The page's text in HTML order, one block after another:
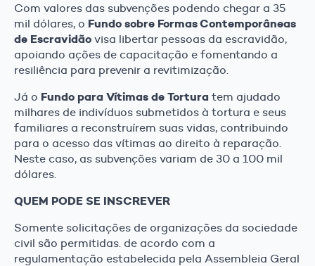
Com valores das subvenções podendo chegar a 35
mil dólares, o Fundo sobre Formas Contemporâneas
de Escravidão visa libertar pessoas da escravidão,
apoiando ações de capacitação e fomentando a
resiliência para prevenir a revitimização.
Já o Fundo para Vítimas de Tortura tem ajudado
milhares de indivíduos submetidos à tortura e seus
familiares a reconstruírem suas vidas, contribuindo
para o acesso das vítimas ao direito à reparação.
Neste caso, as subvenções variam de 30 a 100 mil
dólares.
QUEM PODE SE INSCREVER
Somente solicitações de organizações da sociedade
civil são permitidas. de acordo com a
regulamentação estabelecida pela Assembleia Geral